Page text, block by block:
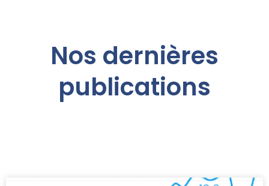
Nos dernières
publications